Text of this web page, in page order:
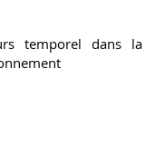
temporel dans la